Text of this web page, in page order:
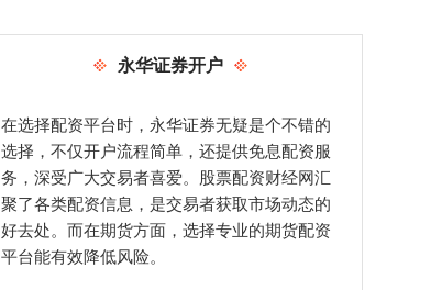
永华证券开户
在选择配资平台时，永华证券无疑是个不错的
选择，不仅开户流程简单，还提供免息配资服
务，深受广大交易者喜爱。股票配资财经网汇
聚了各类配资信息，是交易者获取市场动态的
好去处。而在期货方面，选择专业的期货配资
平台能有效降低风险。